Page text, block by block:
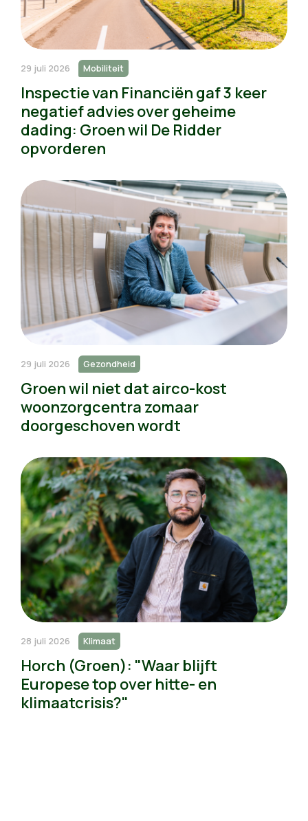
29 juli 2026 Mobiliteit
Inspectie van Financiën gaf 3 keer
negatief advies over geheime
dading: Groen wil De Ridder
opvorderen
29 juli 2026 Gezondheid
Groen wil niet dat airco-kost
woonzorgcentra zomaar
doorgeschoven wordt
28 juli 2026 Klimaat
Horch (Groen): "Waar blijft
Europese top over hitte- en
klimaatcrisis?"